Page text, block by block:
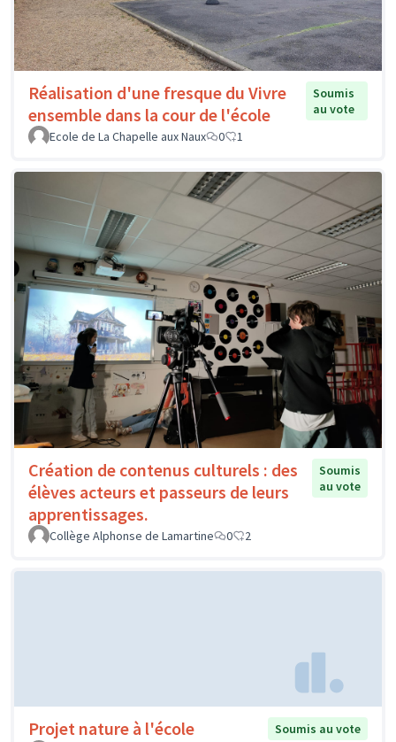
Réalisation d'une fresque du Vivre
ensemble dans la cour de l'école
Soumis
au vote
Ecole de La Chapelle aux Naux
0 1
Création de contenus culturels : des
élèves acteurs et passeurs de leurs
apprentissages.
Soumis
au vote
Collège Alphonse de Lamartine 0 2
Projet nature à l'école
Soumis au vote